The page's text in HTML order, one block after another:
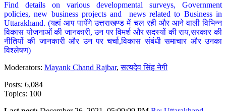
Find details on various developmental surveys, Government
policies, new business projects and news related to Business in
Uttarakhand. (यहां आप पायेंगे उत्तराखण्ड में चल रही और आने वाली विभिन्न
विकास योजनाओं की जानकारी, उन पर विमर्श और सदस्यों की राय,सरकार की
नीतियों की जानकारी और उन पर चर्चा,विकास संबंधी समाचार और उनका
विश्लेषण)
Moderators: Mayank Chand Rajbar,सत्यदेव सिंह नेगी
Posts: 6,084
Topics: 100